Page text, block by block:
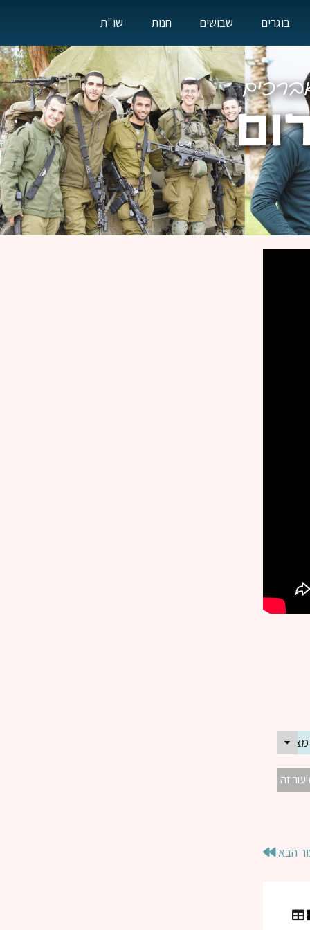
בוגרים שבושים חנות שו"ת
? | הרב מוטי פונצ'יק
זה
הבא